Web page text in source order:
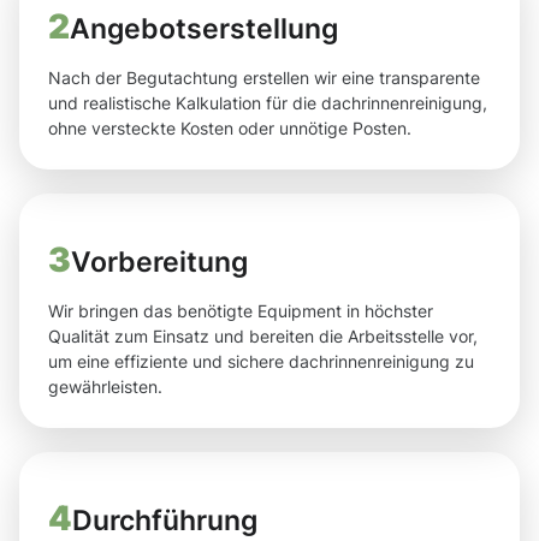
2Angebotserstellung
Nach der Begutachtung erstellen wir eine transparente
und realistische Kalkulation für die dachrinnenreinigung,
ohne versteckte Kosten oder unnötige Posten.
3Vorbereitung
Wir bringen das benötigte Equipment in höchster
Qualität zum Einsatz und bereiten die Arbeitsstelle vor,
um eine effiziente und sichere dachrinnenreinigung zu
gewährleisten.
4Durchführung